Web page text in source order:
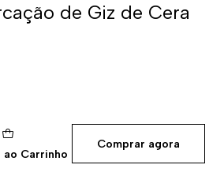
de Giz de Cera
Carrinho
Comprar agora